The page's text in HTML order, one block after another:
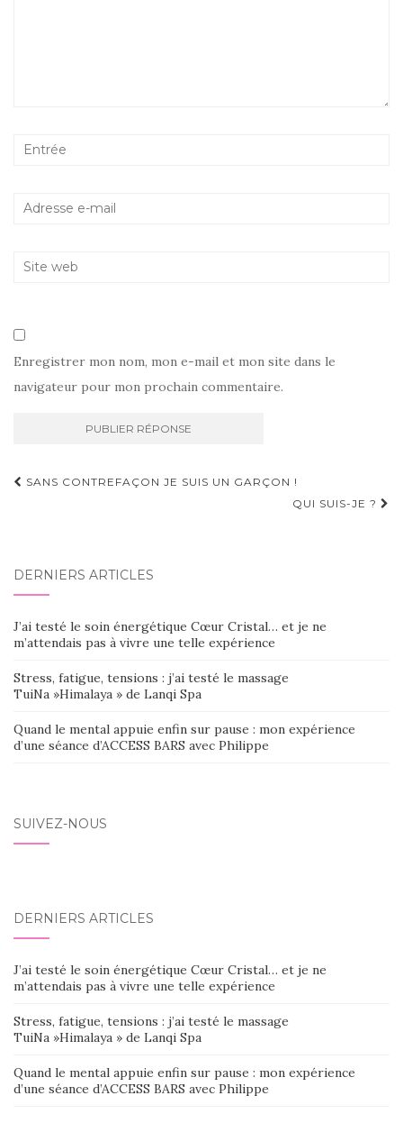
Enregistrer mon nom, mon e-mail et mon site dans le
navigateur pour mon prochain commentaire.
Navigation
SANS CONTREFAÇON JE SUIS UN GARÇON !
QUI SUIS-JE ?
DERNIERS ARTICLES
J’ai testé le soin énergétique Cœur Cristal… et je ne
m’attendais pas à vivre une telle expérience
Stress, fatigue, tensions : j’ai testé le massage
TuiNa »Himalaya » de Lanqi Spa
Quand le mental appuie enfin sur pause : mon expérience
d’une séance d’ACCESS BARS avec Philippe
SUIVEZ-NOUS
DERNIERS ARTICLES
J’ai testé le soin énergétique Cœur Cristal… et je ne
m’attendais pas à vivre une telle expérience
Stress, fatigue, tensions : j’ai testé le massage
TuiNa »Himalaya » de Lanqi Spa
Quand le mental appuie enfin sur pause : mon expérience
d’une séance d’ACCESS BARS avec Philippe